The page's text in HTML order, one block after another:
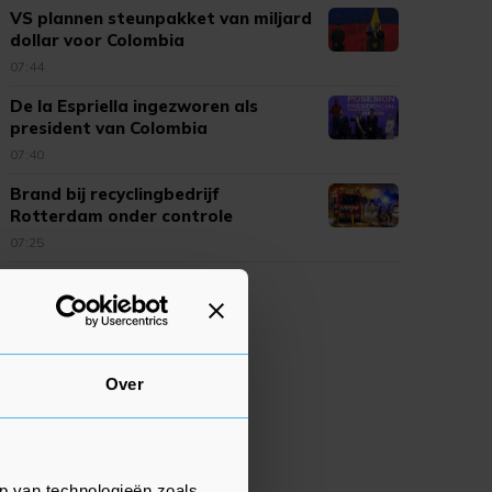
Over
VS plannen steunpakket van miljard
dollar voor Colombia
07:44
De la Espriella ingezworen als
president van Colombia
07:40
Brand bij recyclingbedrijf
Rotterdam onder controle
07:25